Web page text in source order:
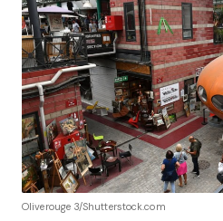
Oliverouge 3/Shutterstock.com